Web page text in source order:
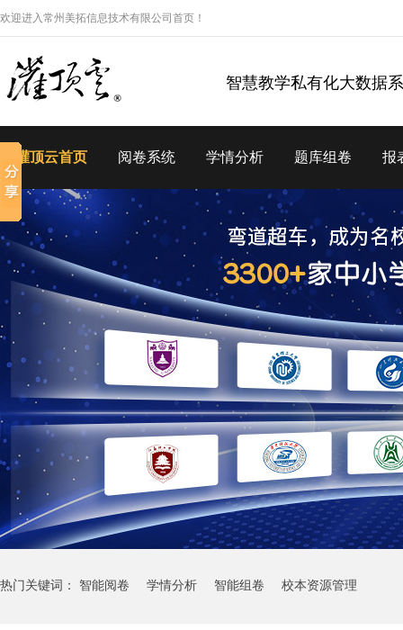
欢迎进入常州美拓信息技术有限公司首页！
智慧教学私有化大数据
灌顶云首页 阅卷系统 学情分析 题库组卷 报
热门关键词： 智能阅卷 学情分析 智能组卷 校本资源管理